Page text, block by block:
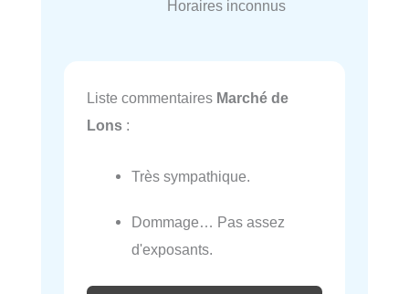
Horaires inconnus
Liste commentaires Marché de
Lons :
Très sympathique.
Dommage… Pas assez
d'exposants.